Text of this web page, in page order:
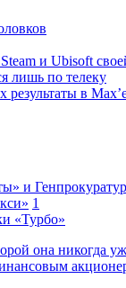
и Ubisoft
лишь по телеку
в
и
1
«Турбо»
она никогда